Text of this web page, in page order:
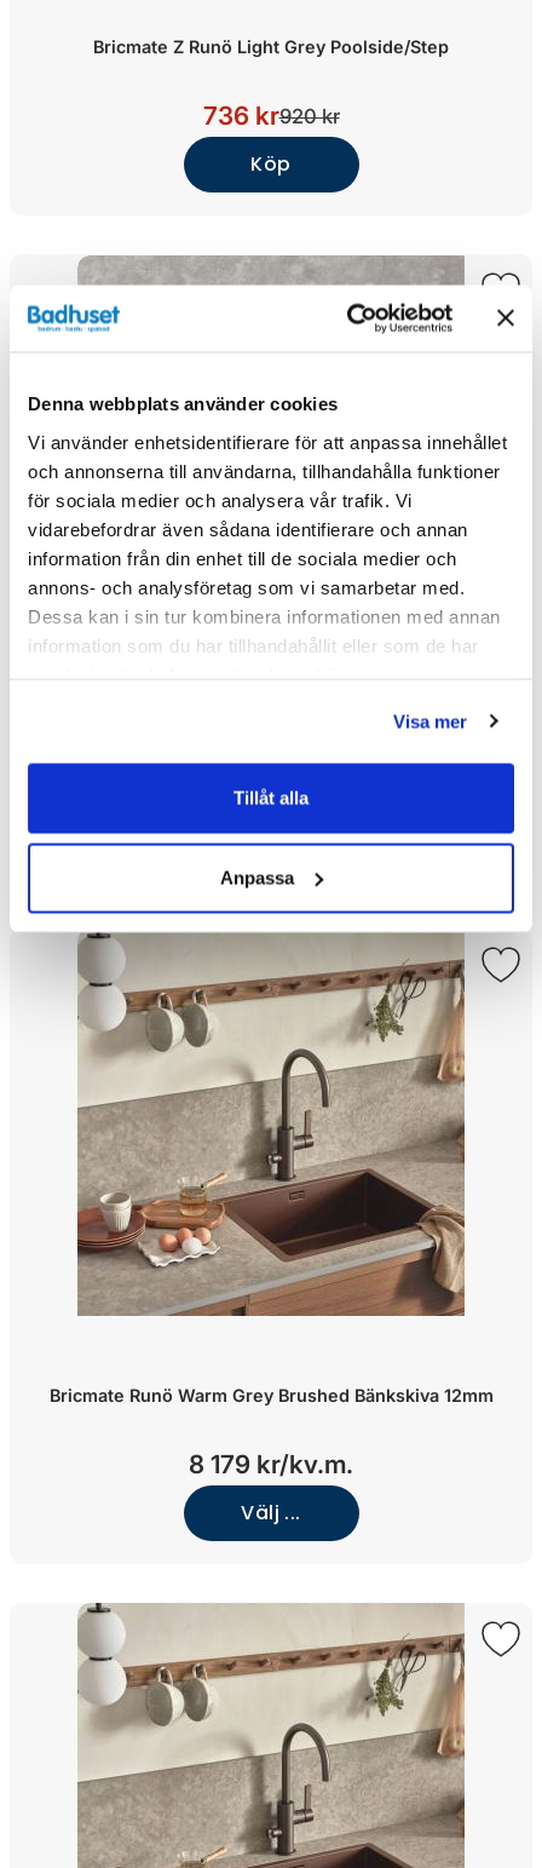
Denna webbplats använder cookies
Vi använder enhetsidentifierare för att anpassa innehållet
och annonserna till användarna, tillhandahålla funktioner
för sociala medier och analysera vår trafik. Vi
vidarebefordrar även sådana identifierare och annan
information från din enhet till de sociala medier och
annons- och analysföretag som vi samarbetar med.
Dessa kan i sin tur kombinera informationen med annan
information som du har tillhandahållit eller som de har
Visa mer
Tillåt alla
Anpassa
Bricmate Z Runö Light Grey Poolside/Step
736 kr920 kr
Köp
Bricmate Z66 Runö Light Grey Utomhusklinker
996 kr/Kv.m.
Köp
Bricmate Runö Warm Grey Brushed Bänkskiva 12mm
8 179 kr/kv.m.
Välj ...